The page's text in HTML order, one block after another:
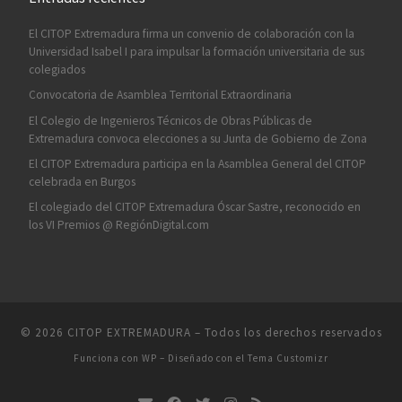
El CITOP Extremadura firma un convenio de colaboración con la
Universidad Isabel I para impulsar la formación universitaria de sus
colegiados
Convocatoria de Asamblea Territorial Extraordinaria
El Colegio de Ingenieros Técnicos de Obras Públicas de
Extremadura convoca elecciones a su Junta de Gobierno de Zona
El CITOP Extremadura participa en la Asamblea General del CITOP
celebrada en Burgos
El colegiado del CITOP Extremadura Óscar Sastre, reconocido en
los VI Premios @ RegiónDigital.com
© 2026 CITOP EXTREMADURA – Todos los derechos reservados
Funciona con WP – Diseñado con el Tema Customizr